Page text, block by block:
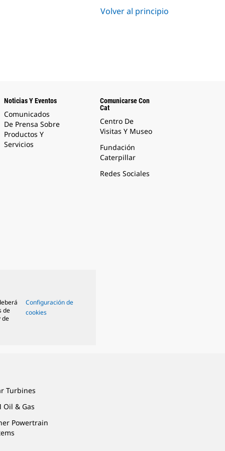
Volver al principio
Noticias Y Eventos
Comunicados
De Prensa Sobre
Productos Y
Servicios
Comunicarse Con
Cat
Centro De
Visitas Y Museo
Fundación
Caterpillar
Redes Sociales
de
de
Configuración de
cookies
Turbines
Oil & Gas
Powertrain